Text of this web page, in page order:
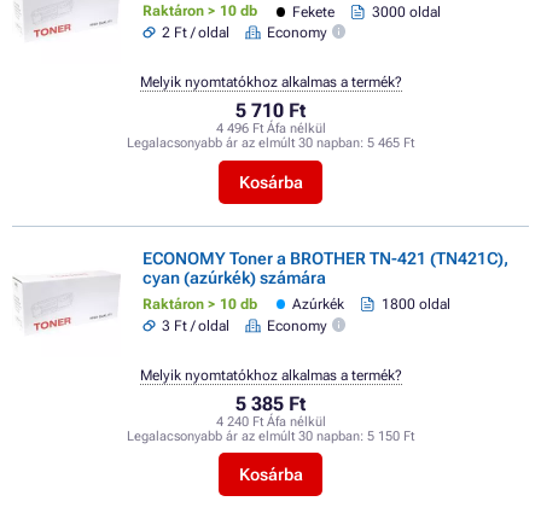
Raktáron > 10 db Fekete
3000 oldal
2 Ft / oldal
Economy
5 710 Ft
4 496 Ft Áfa nélkül
Legalacsonyabb ár az elmúlt 30 napban: 5 465 Ft
Kosárba
Melyik nyomtatókhoz alkalmas a termék?
ECONOMY Toner a BROTHER TN-421 (TN421C),
cyan (azúrkék) számára
Raktáron > 10 db Azúrkék
1800 oldal
3 Ft / oldal
Economy
5 385 Ft
4 240 Ft Áfa nélkül
Legalacsonyabb ár az elmúlt 30 napban: 5 150 Ft
Kosárba
Melyik nyomtatókhoz alkalmas a termék?